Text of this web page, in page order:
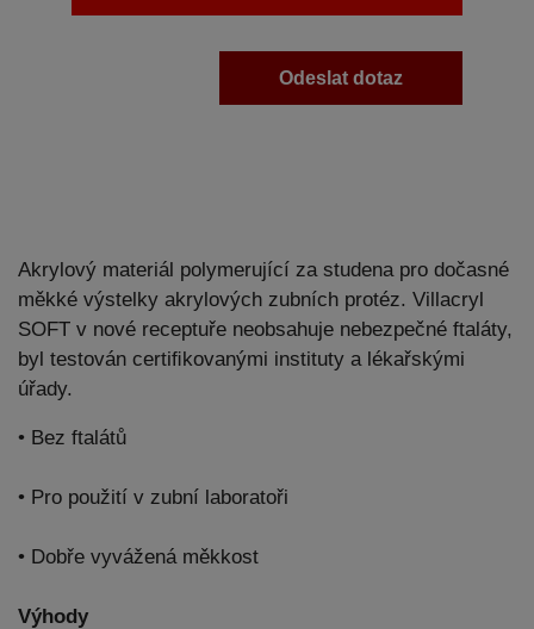
Odeslat dotaz
Akrylový materiál polymerující za studena pro dočasné
měkké výstelky akrylových zubních protéz. Villacryl
SOFT v nové receptuře neobsahuje nebezpečné ftaláty,
byl testován certiﬁkovanými instituty a lékařskými
úřady.
• Bez ftalátů
• Pro použití v zubní laboratoři
• Dobře vyvážená měkkost
Výhody